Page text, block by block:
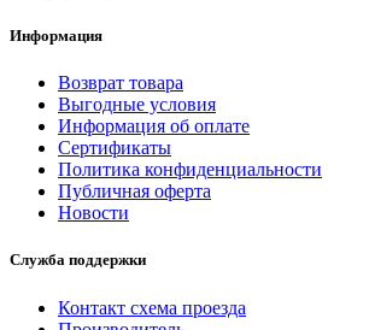
Информация
Возврат товара
Выгодные условия
Информация об оплате
Сертификаты
Политика конфиденциальности
Публичная оферта
Новости
Служба поддержки
Контакт схема проезда